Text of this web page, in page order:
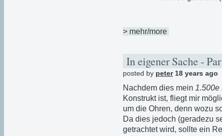
> mehr/more
In eigener Sache -
posted by peter18 years ago
Nachdem dies mein 1.500e
Konstrukt ist, fliegt mir
um die Ohren, denn wozu
Da dies jedoch (geradezu
getrachtet wird, sollte ein